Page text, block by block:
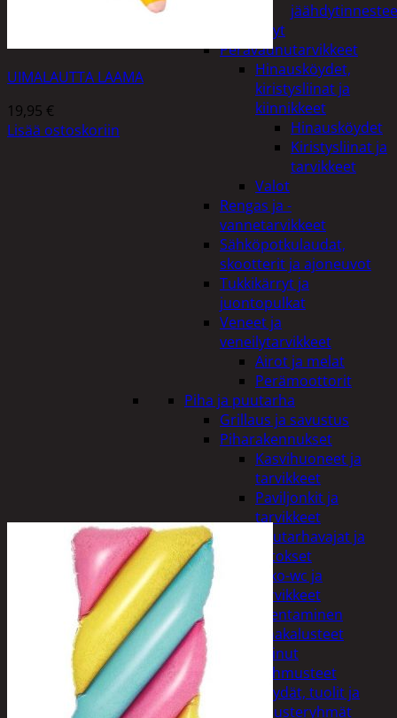
Öljyt
Perävaunutarvikkeet
Hinausköydet,
kiristysliinat ja
kiinnikkeet
Hinausköydet
Kiristysliinat ja
tarvikkeet
Valot
Rengas ja -
vannetarvikkeet
Sähköpotkulaudat,
skootterit ja ajoneuvot
Tukkikärryt ja
juontopulkat
Veneet ja
veneilytarvikkeet
Airot ja melat
Perämoottorit
Piha ja puutarha
Grillaus ja savustus
Piharakennukset
Kasvihuoneet ja
tarvikkeet
Paviljonkit ja
tarvikkeet
Puutarhavajat ja
katokset
Ulko-wc ja
tarvikkeet
Piharakentaminen
Puutarhakalusteet
Keinut
Pehmusteet
Pöydät, tuolit ja
kalusteryhmät
UIMALAUTTA LAAMA
19,95 €
Lisää ostoskoriin